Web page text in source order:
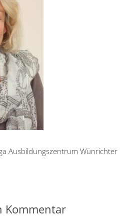
Ausbildungszentrum Wünrichter
Kommentar